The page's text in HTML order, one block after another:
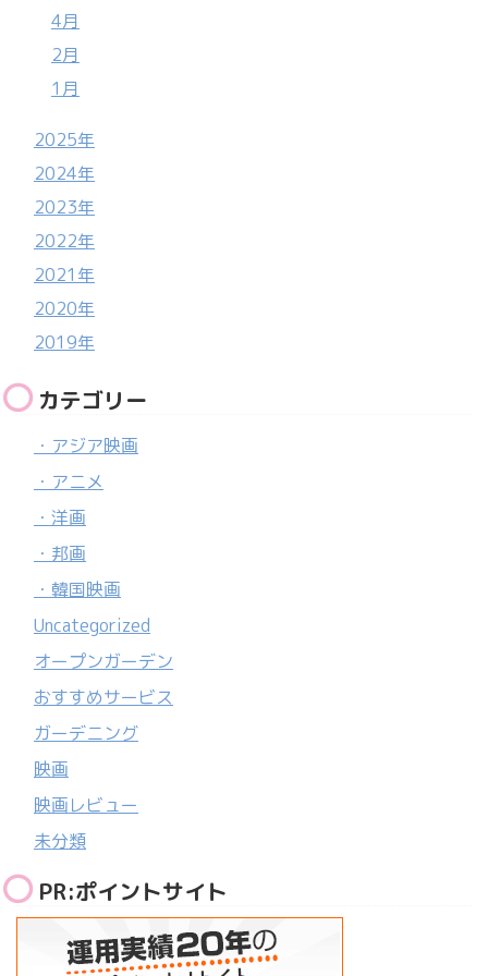
4月
2月
1月
2025年
2024年
2023年
2022年
2021年
2020年
2019年
カテゴリー
・アジア映画
・アニメ
・洋画
・邦画
・韓国映画
Uncategorized
オープンガーデン
おすすめサービス
ガーデニング
映画
映画レビュー
未分類
PR:ポイントサイト